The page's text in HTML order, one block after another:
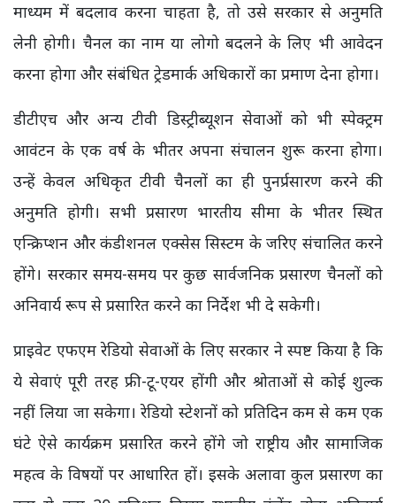
माध्यम में बदलाव करना चाहता है, तो उसे सरकार से अनुमति
लेनी होगी। चैनल का नाम या लोगो बदलने के लिए भी आवेदन
करना होगा और संबंधित ट्रेडमार्क अधिकारों का प्रमाण देना होगा।
डीटीएच और अन्य टीवी डिस्ट्रीब्यूशन सेवाओं को भी स्पेक्ट्रम
आवंटन के एक वर्ष के भीतर अपना संचालन शुरू करना होगा।
उन्हें केवल अधिकृत टीवी चैनलों का ही पुनर्प्रसारण करने की
अनुमति होगी। सभी प्रसारण भारतीय सीमा के भीतर स्थित
एन्क्रिप्शन और कंडीशनल एक्सेस सिस्टम के जरिए संचालित करने
होंगे। सरकार समय-समय पर कुछ सार्वजनिक प्रसारण चैनलों को
अनिवार्य रूप से प्रसारित करने का निर्देश भी दे सकेगी।
प्राइवेट एफएम रेडियो सेवाओं के लिए सरकार ने स्पष्ट किया है कि
ये सेवाएं पूरी तरह फ्री-टू-एयर होंगी और श्रोताओं से कोई शुल्क
नहीं लिया जा सकेगा। रेडियो स्टेशनों को प्रतिदिन कम से कम एक
घंटे ऐसे कार्यक्रम प्रसारित करने होंगे जो राष्ट्रीय और सामाजिक
महत्व के विषयों पर आधारित हों। इसके अलावा कुल प्रसारण का